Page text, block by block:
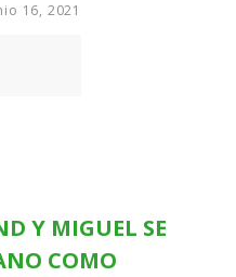
16, 2021
Y MIGUEL SE
COMO